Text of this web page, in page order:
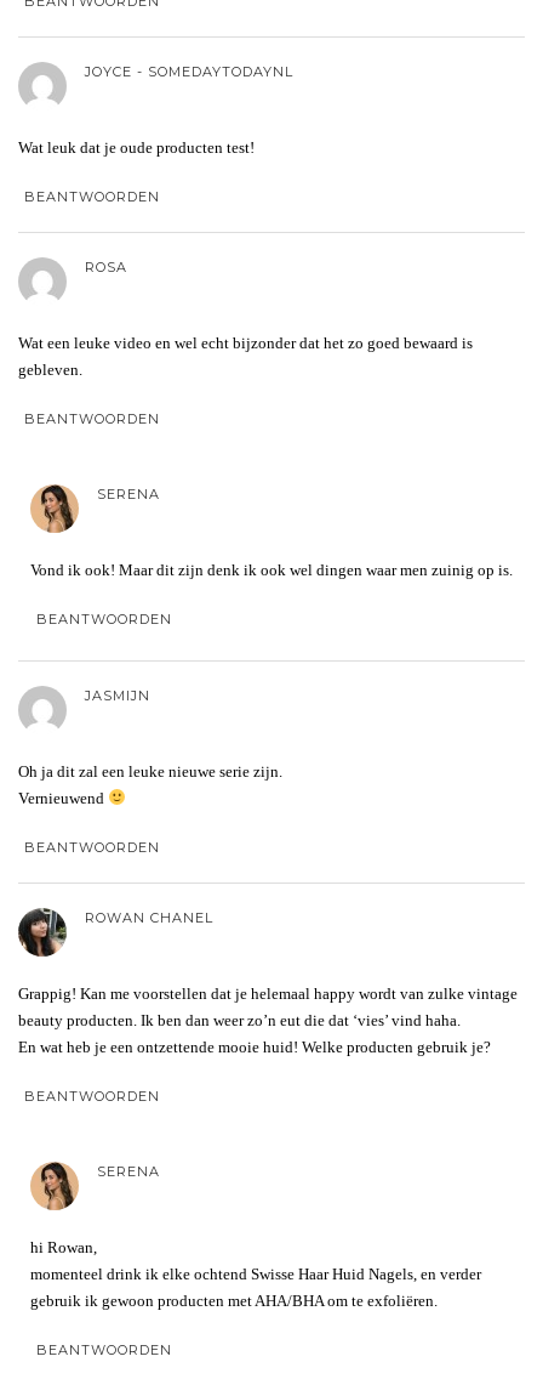
JOYCE - SOMEDAYTODAYNL
Wat leuk dat je oude producten test!
BEANTWOORDEN
ROSA
Wat een leuke video en wel echt bijzonder dat het zo goed bewaard is
gebleven.
BEANTWOORDEN
SERENA
Vond ik ook! Maar dit zijn denk ik ook wel dingen waar men zuinig op is.
BEANTWOORDEN
JASMIJN
Oh ja dit zal een leuke nieuwe serie zijn.
Vernieuwend
BEANTWOORDEN
ROWAN CHANEL
Grappig! Kan me voorstellen dat je helemaal happy wordt van zulke vintage
beauty producten. Ik ben dan weer zo’n eut die dat ‘vies’ vind haha.
En wat heb je een ontzettende mooie huid! Welke producten gebruik je?
BEANTWOORDEN
SERENA
hi Rowan,
momenteel drink ik elke ochtend Swisse Haar Huid Nagels, en verder
gebruik ik gewoon producten met AHA/BHA om te exfoliëren.
BEANTWOORDEN